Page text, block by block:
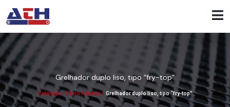
Grelhador duplo liso, tipo “fry-top”
Catálogo / Ferro fundido / Grelhador duplo liso, tipo “fry-top”